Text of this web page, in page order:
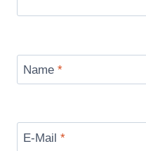
Name *
E-Mail *